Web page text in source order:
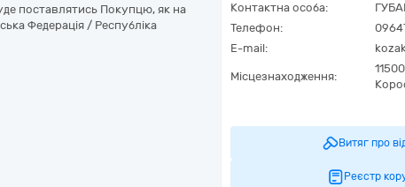
поставлятись Покупцю, як на
Федерація / Республіка
Контактна особа:
Телефон:
E-mail:
Місцезнаходження:
Витяг про
Реєстр